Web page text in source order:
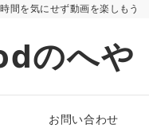
間を気にせず動画を楽しもう
のへや
お問い合わせ